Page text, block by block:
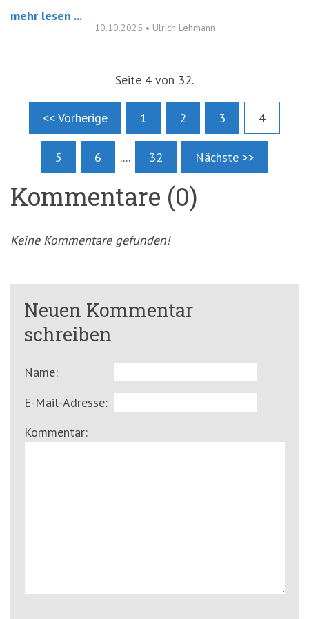
mehr lesen ...
10.10.2025 • Ulrich Lehmann
Seite 4 von 32.
<< Vorherige 1 2 3 4
5 6 .... 32 Nächste >>
Kommentare (0)
Keine Kommentare gefunden!
Neuen Kommentar
schreiben
Name:
E-Mail-Adresse:
Kommentar: